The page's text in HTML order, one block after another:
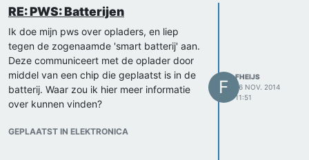
RE: PWS: Batterijen
Ik doe mijn pws over opladers, en liep
tegen de zogenaamde 'smart batterij' aan.
Deze communiceert met de oplader door
middel van een chip die geplaatst is in de
batterij. Waar zou ik hier meer informatie
over kunnen vinden?
GEPLAATST IN ELEKTRONICA
F
FHEIJS
16 NOV. 2014
11:51